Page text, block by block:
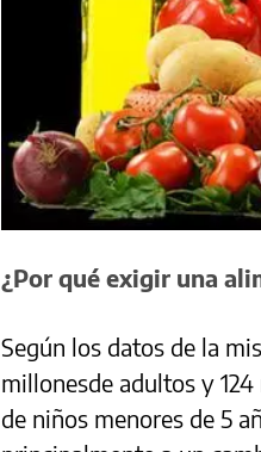
¿Por qué exigir una
Según los datos de la
millonesde adultos y
de niños menores de 5